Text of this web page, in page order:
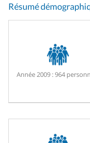
Résumé
Année 2009 :964